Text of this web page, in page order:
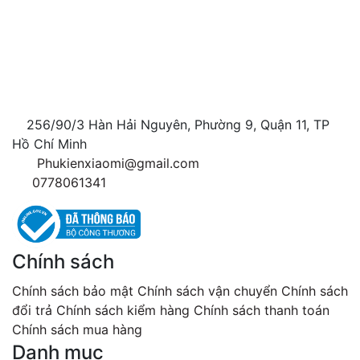
256/90/3 Hàn Hải Nguyên, Phường 9, Quận 11, TP
Hồ Chí Minh
Phukienxiaomi@gmail.com
0778061341
Chính sách
Chính sách bảo mật Chính sách vận chuyển Chính sách
đổi trả Chính sách kiểm hàng Chính sách thanh toán
Chính sách mua hàng
Danh mục